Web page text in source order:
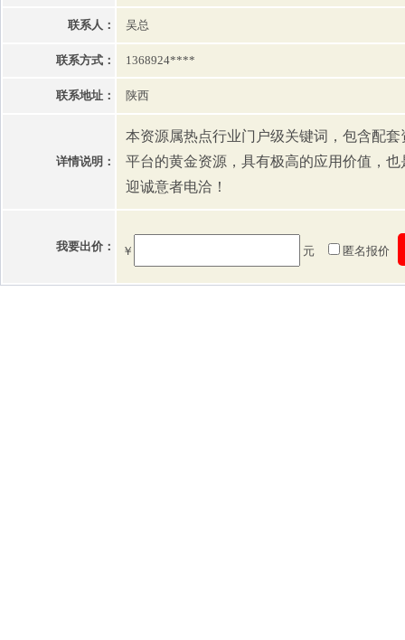
联系人： 吴总
联系方式： 1368924****
联系地址： 陕西
详情说明：
本资源属热点行业门户级关键词，包含配
平台的黄金资源，具有极高的应用价值，
迎诚意者电洽！
我要出价： ￥ 元 匿名报价